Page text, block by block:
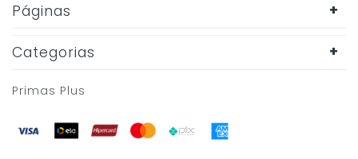
Páginas
Categorias
Primas Plus